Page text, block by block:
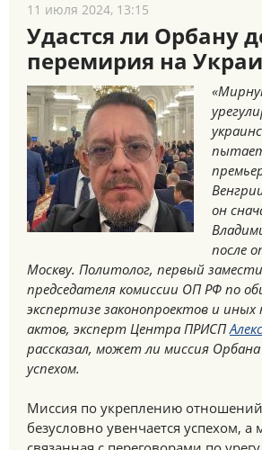
11 июля 2024, 13:15
Удастся ли Орбану
перемирия на
он
после
Москву. Политолог, первый
председателя комиссии ОП РФ по
экспертизе законопроектов и
актов, эксперт Центра ПРИСП
рассказал, может ли миссия
успехом.
Миссия по укреплению
безусловно увенчается успехом, а